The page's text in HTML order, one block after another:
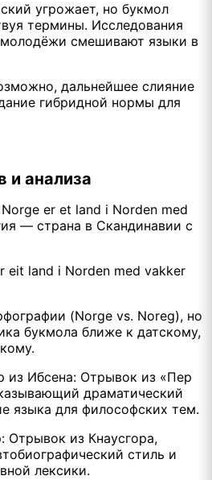
угрожает, но букмол
термины. Исследования
молодёжи смешивают языки в
дальнейшее слияние
гибридной нормы для
и анализа
er et land i Norden med
— страна в Скандинавии с
eit land i Norden med vakker
(Norge vs. Noreg), но
букмола ближе к датскому,
из Ибсена: Отрывок из «Пер
драматический
языка для философских тем.
из Кнаусгора,
стиль и
лексики.